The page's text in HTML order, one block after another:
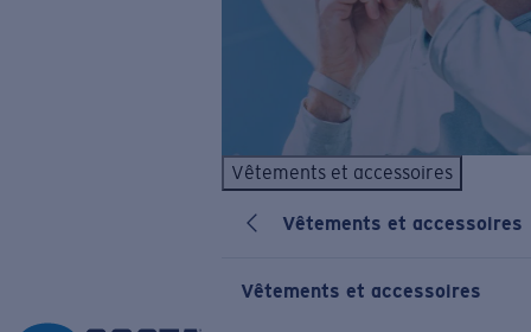
Vêtements et accessoires
Vêtements et accessoires
Vêtements et accessoires